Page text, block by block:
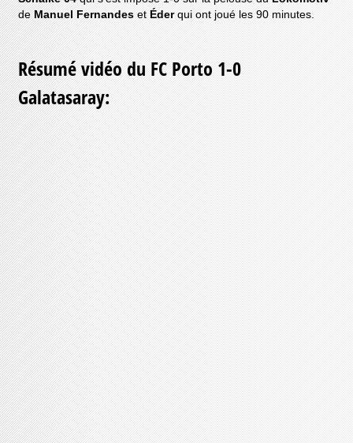
deManuel Fernandes et Éderqui ont joué les 90 minutes.
Résumé vidéo du FC Porto 1-0
Galatasaray: